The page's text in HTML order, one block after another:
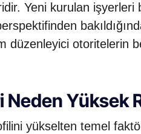
Yeni kurulan
düzenleyici otoritelerin
Yüksek
yükselten temel